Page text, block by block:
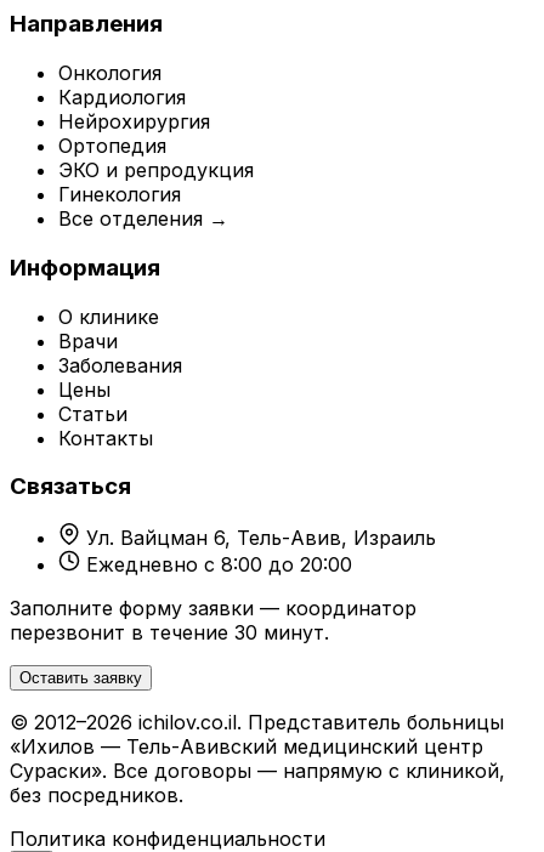
Направления
Онкология
Кардиология
Нейрохирургия
Ортопедия
ЭКО и репродукция
Гинекология
Все отделения →
Информация
О клинике
Врачи
Заболевания
Цены
Статьи
Контакты
Связаться
Ул. Вайцман 6, Тель-Авив, Израиль
Ежедневно с 8:00 до 20:00
Заполните форму заявки — координатор
перезвонит в течение 30 минут.
Оставить заявку
© 2012–2026 ichilov.co.il. Представитель больницы
«Ихилов — Тель-Авивский медицинский центр
Сураски». Все договоры — напрямую с клиникой,
без посредников.
Политика конфиденциальности